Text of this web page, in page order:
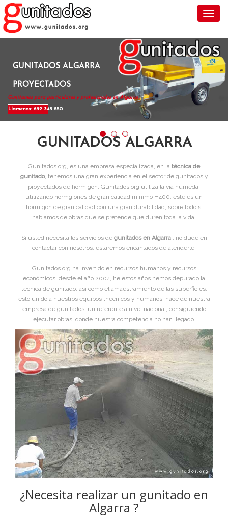
GUNITADOS ALGARRA
PROYECTADOS
Gunitamos para particulares y profesionales en Algarra .
Llamenos: 632 345 850
GUNITADOS ALGARRA
Gunitados.org, es una empresa especializada, en la técnica de
gunitado, tenemos una gran experiencia en el sector de gunitados y
proyectados de hormigón. Gunitados.org utiliza la vía húmeda,
utilizando hormgiones de gran calidad mínimo H400, este es un
hormigón de gran calidad con una gran durabilidad, sobre todo si
hablamos de obras que se pretende que duren toda la vida.
Si usted necesita los servicios de gunitados en Algarra , no dude en
contactar con nosotros, estaremos encantados de atenderle.
Gunitados.org ha invertido en recursos humanos y recursos
económicos, desde el año 2004, he estos años hemos depurado la
técnica de gunitado, asi como el amaestramiento de las superficies,
esto unido a nuestros equipos tñecnicos y humanos, hace de nuestra
empresa de gunitados, un referente a nivel nacional, consiguiendo
ejecutar obras, donde nuestra competencia no han llegado.
¿Necesita realizar un gunitado en
Algarra ?